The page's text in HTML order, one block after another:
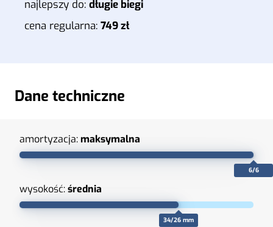
najlepszy do: długie biegi
cena regularna: 749 zł
Dane techniczne
amortyzacja:maksymalna
6/6
wysokość:średnia
34/26 mm